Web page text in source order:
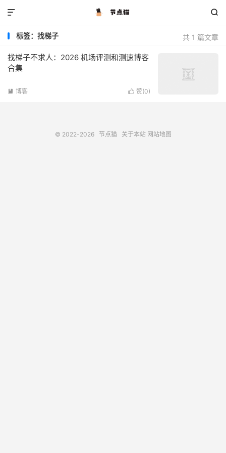


共 1 篇文章
标签：找梯子
找梯子不求人：2026 机场评测和测速博客
合集
 赞(0)
 博客
© 2022-2026 节点猫 关于本站 网站地图